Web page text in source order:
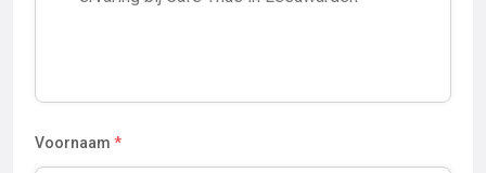
Voornaam *